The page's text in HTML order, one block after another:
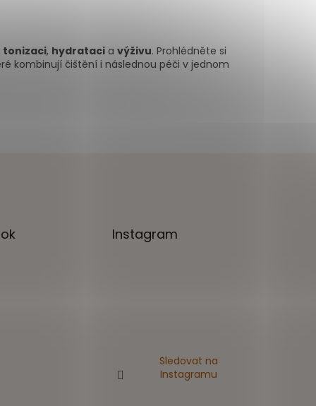
tonizaci, hydrataci a výživu. Prohlédněte si
kombinují čištění i následnou péči v jednom
Instagram
Sledovat na
Instagramu